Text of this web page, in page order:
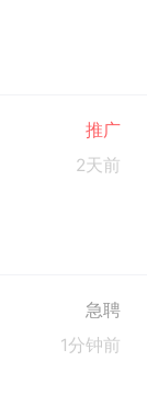
推广
2天前
急聘
1分钟前